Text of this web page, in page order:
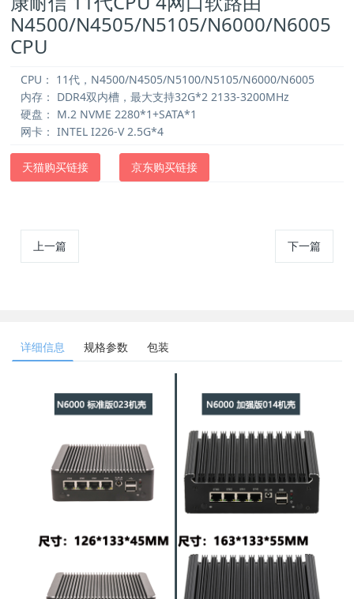
N4500/N4505/N5105/N6000/N6005
CPU
CPU： 11代，N4500/N4505/N5100/N5105/N6000/N6005
内存： DDR4双内槽，最大支持32G*2 2133-3200MHz
硬盘： M.2 NVME 2280*1+SATA*1
网卡： INTEL I226-V 2.5G*4
天猫购买链接 京东购买链接
上一篇 下一篇
详细信息 规格参数 包装